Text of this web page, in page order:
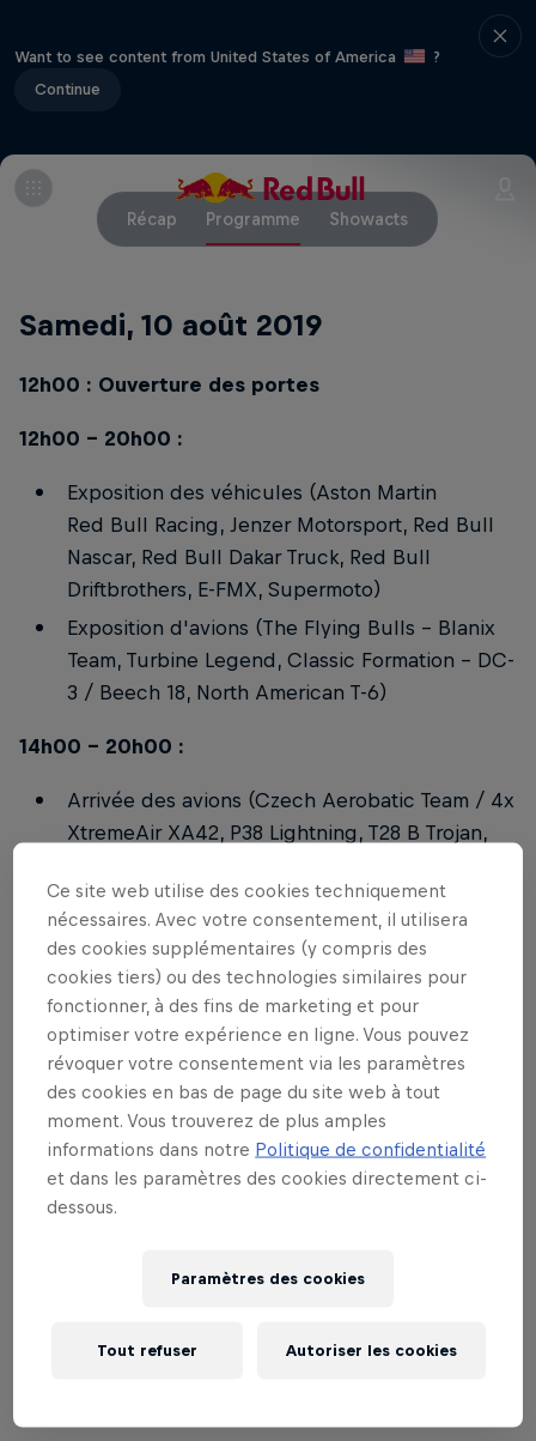
Want to see content from United States of America
?
Continue
Récap Programme Showacts
Samedi, 10 août 2019
12h00 : Ouverture des portes
12h00 - 20h00 :
Exposition des véhicules (Aston Martin
Red Bull Racing, Jenzer Motorsport, Red Bull
Nascar, Red Bull Dakar Truck, Red Bull
Driftbrothers, E-FMX, Supermoto)
Exposition d'avions (The Flying Bulls – Blanix
Team, Turbine Legend, Classic Formation – DC-
3 / Beech 18, North American T-6)
14h00 - 20h00 :
Arrivée des avions (Czech Aerobatic Team / 4x
XtremeAir XA42, P38 Lightning, T28 B Trojan,
Vols d'essai & essais routiers (Extra 330LX,
Turbine Legend, Red Bull Driftbrothers,
Red Bull Nascar)
20h00 - 22h00 : After Sunset Party avec DJ
HoRsE
22h00 - 02h00 : Event Party avec DJ HoRsE et DJ
BAZOOKA
Dimanche, 11 août 2019
10h00 : Ouverture des portes
Ce site web utilise des cookies techniquement
nécessaires. Avec votre consentement, il utilisera
des cookies supplémentaires (y compris des
cookies tiers) ou des technologies similaires pour
fonctionner, à des fins de marketing et pour
optimiser votre expérience en ligne. Vous pouvez
révoquer votre consentement via les paramètres
des cookies en bas de page du site web à tout
moment. Vous trouverez de plus amples
informations dans notre Politique de confidentialité
et dans les paramètres des cookies directement ci-
dessous.
Paramètres des cookies
Tout refuser Autoriser les cookies